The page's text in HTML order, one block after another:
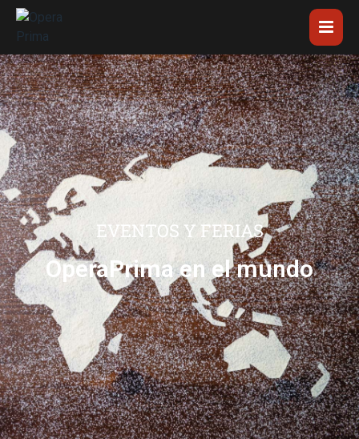
EVENTOS Y FERIAS
OperaPrima en el mundo